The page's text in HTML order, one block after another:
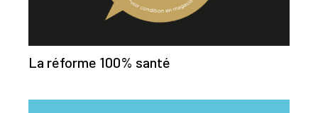
La réforme 100% santé